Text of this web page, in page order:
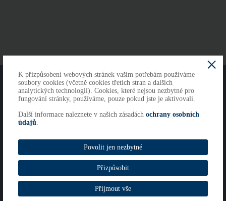
O NÁS KONTAKTY
Copyright 2026
Imprint
Whistleblowing
© RCP ISC s. r. o.
K přizpůsobení webových stránek vašim potřebám používáme
soubory cookies (včetně cookies třetích stran a dalších
analytických technologií). Cookies, které nejsou nezbytné pro
fungování stránky, používáme, pouze pokud jste je aktivovali.
Další informace naleznete v našich zásadách ochrany osobních
údajů.
Povolit jen nezbytné
Přizpůsobit
Přijmout vše